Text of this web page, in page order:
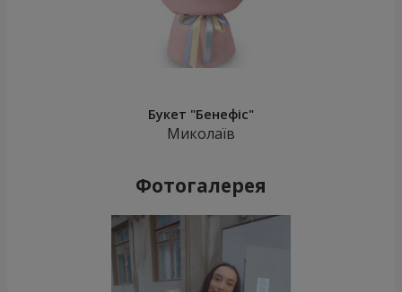
Букет "Бенефіс"
Миколаїв
Фотогалерея